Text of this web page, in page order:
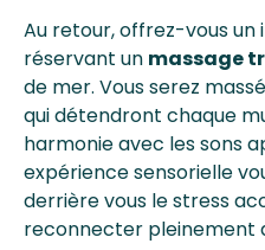
Au retour, offrez-vous
réservant un massage
de mer. Vous serez
qui détendront chaque
harmonie avec les sons
expérience sensorielle
derrière vous le stress
reconnecter pleinement